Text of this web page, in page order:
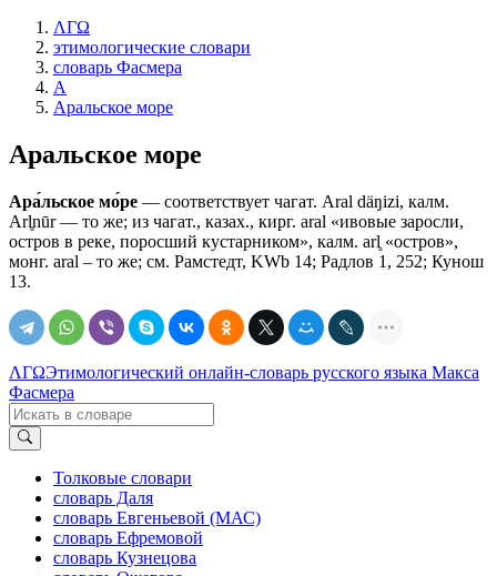
ΛΓΩ
этимологические словари
словарь Фасмера
А
Аральское море
Аральское море
Ара́льское мо́ре — соответствует чагат. Aral däŋizi, калм.
Arl̥nūr — то же; из чагат., казах., кирг. aral «ивовые заросли,
остров в реке, поросший кустарником», калм. arl̥ «остров»,
монг. aral – то же; см. Рамстедт, KWb 14; Радлов 1, 252; Кунош
13.
ΛΓΩЭтимологический онлайн-словарь русского языка Макса
Фасмера
Толковые словари
словарь Даля
словарь Евгеньевой (МАС)
словарь Ефремовой
словарь Кузнецова